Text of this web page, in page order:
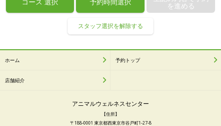
を進める
スタッフ選択を解除する
ホーム 予約トップ
店舗紹介
アニマルウェルネスセンター
【住所】
〒188-0001 東京都西東京市谷戸町1-27-8